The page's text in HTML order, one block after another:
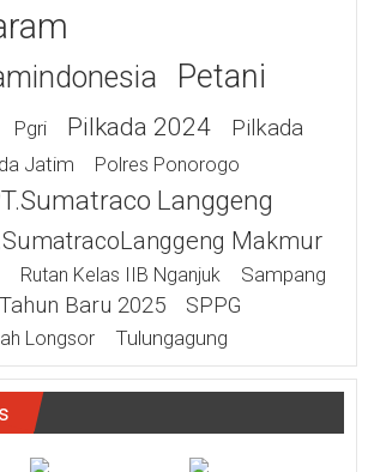
Petani
Pgri Pilkada 2024
Pilkada
Jatim Polres Ponorogo
Langgeng
Makmur
Rutan Kelas IIB Nganjuk
Sampang
Baru 2025
SPPG
Longsor Tulungagung